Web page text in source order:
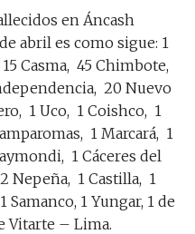
en Áncash
abril es como sigue: 1
Casma, 45 Chimbote,
20 Nuevo
1 Uco, 1 Coishco, 1
1 Marcará, 1
1 Cáceres del
Nepeña, 1 Castilla, 1
Samanco, 1 Yungar, 1 de
Vitarte – Lima.